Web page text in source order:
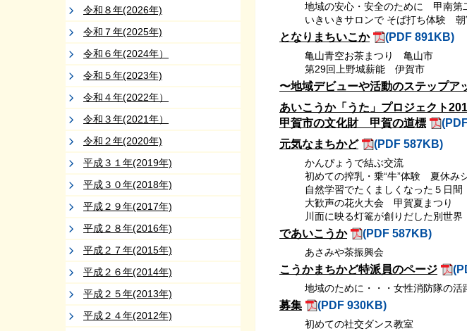
令和８年(2026年)
令和７年(2025年)
令和６年(2024年）
令和５年(2023年)
令和４年(2022年）
令和３年(2021年）
令和２年(2020年)
平成３１年(2019年)
平成３０年(2018年)
平成２９年(2017年)
平成２８年(2016年)
平成２７年(2015年)
平成２６年(2014年)
平成２５年(2013年)
平成２４年(2012年)
地域の安心・安全のために 甲南第
いきいきサロンで そば打ち体験 朝
となりまちいこか (PDF 891KB)
亀山青空お茶まつり 亀山市
第29回上野城薪能 伊賀市
〜地域デビューや活動のステップ
あいこうか「うた」プロジェクト
甲賀市の文化財 甲賀の道標
元気なまちかど
(PDF 587KB)
かんぴょうで結ぶ交流
初めての搾乳・乗“牛”体験 夏休み
自然学習でたくましくなった５日
大歓声の花火大会 甲賀夏まつり
川面に映る灯篭が創りだした別世
であいこうか (PDF 587KB)
あさみや茶振興会
こうかまちかど特派員のページ
地域のために・・・女性消防隊の活
募集 (PDF 930KB)
初めての社交ダンス教室